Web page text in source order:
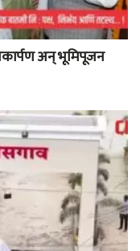
अन् भूमिपूजन